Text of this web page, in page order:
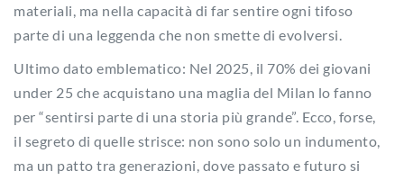
materiali, ma nella capacità di far sentire ogni tifoso
parte di una leggenda che non smette di evolversi.
Ultimo dato emblematico: Nel 2025, il 70% dei giovani
under 25 che acquistano una maglia del Milan lo fanno
per “sentirsi parte di una storia più grande”. Ecco, forse,
il segreto di quelle strisce: non sono solo un indumento,
ma un patto tra generazioni, dove passato e futuro si